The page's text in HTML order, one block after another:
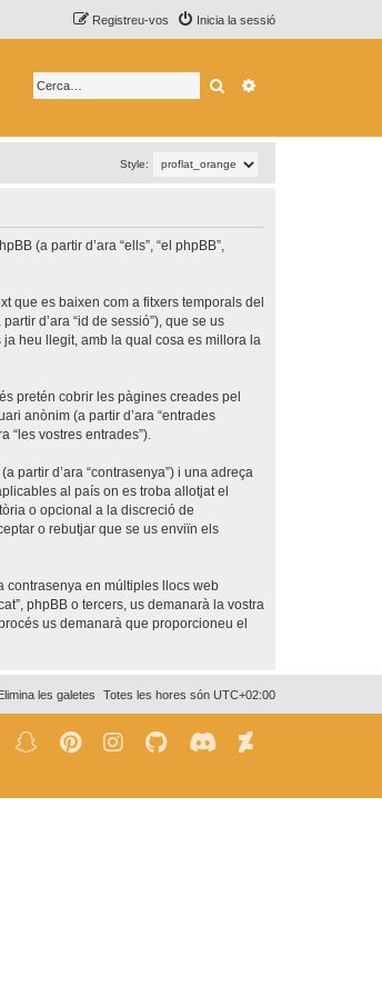
Inicia la sessió
Registreu-vos
Cerca
Style:
(a partir d’ara “ells”, “el phpBB”,
que es baixen com a fitxers temporals del
d’ara “id de sessió”), que se us
heu llegit, amb la qual cosa es millora la
pretén cobrir les pàgines creades pel
anònim (a partir d’ara “entrades
“les vostres entrades”).
partir d’ara “contrasenya”) i una adreça
al país on es troba allotjat el
o opcional a la discreció de
o rebutjar que se us enviïn els
contrasenya en múltiples llocs web
phpBB o tercers, us demanarà la vostra
us demanarà que proporcioneu el
Totes les hores són UTC+02:00
les galetes